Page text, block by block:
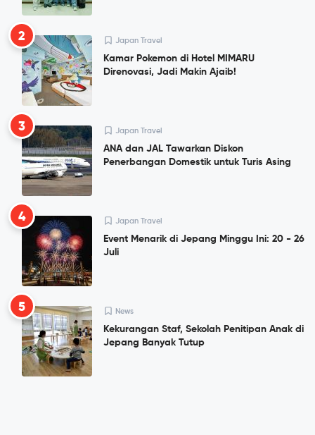
2 Japan Travel
Kamar Pokemon di Hotel MIMARU
Direnovasi, Jadi Makin Ajaib!
3 Japan Travel
ANA dan JAL Tawarkan Diskon
Penerbangan Domestik untuk Turis Asing
4 Japan Travel
Event Menarik di Jepang Minggu Ini: 20 - 26
Juli
5 News
Kekurangan Staf, Sekolah Penitipan Anak di
Jepang Banyak Tutup